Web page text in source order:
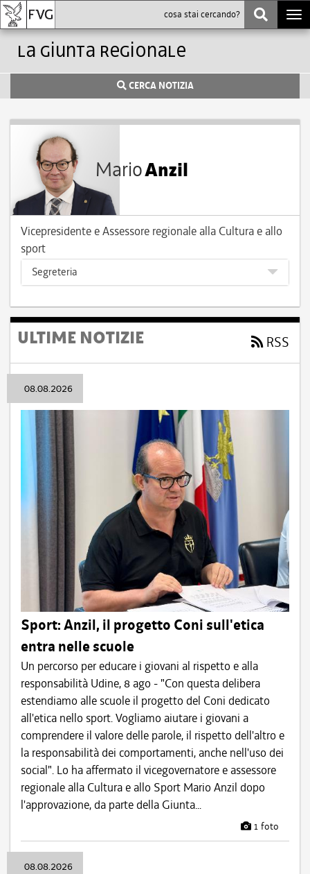
La Giunta Regionale
CERCA NOTIZIA
MarioAnzil
Vicepresidente e Assessore regionale alla Cultura e allo
sport
Segreteria
RSS
ULTIME NOTIZIE
08.08.2026
Sport: Anzil, il progetto Coni sull'etica
entra nelle scuole
Un percorso per educare i giovani al rispetto e alla
responsabilità Udine, 8 ago - "Con questa delibera
estendiamo alle scuole il progetto del Coni dedicato
all'etica nello sport. Vogliamo aiutare i giovani a
comprendere il valore delle parole, il rispetto dell'altro e
la responsabilità dei comportamenti, anche nell'uso dei
social". Lo ha affermato il vicegovernatore e assessore
regionale alla Cultura e allo Sport Mario Anzil dopo
l'approvazione, da parte della Giunta...
1 foto
08.08.2026